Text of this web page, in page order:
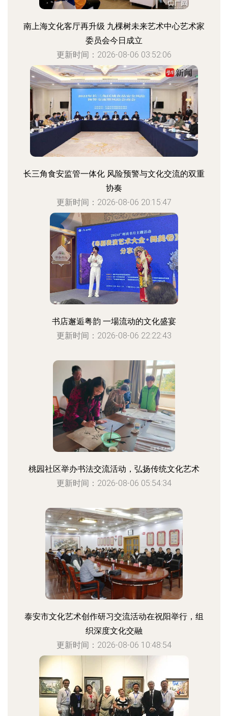
南上海文化客厅再升级 九棵树未来艺术中心艺术家
委员会今日成立
更新时间：2026-08-06 03:52:06
长三角食安监管一体化 风险预警与文化交流的双重
协奏
更新时间：2026-08-06 20:15:47
书店邂逅粤韵 一場流动的文化盛宴
更新时间：2026-08-06 22:22:43
桃园社区举办书法交流活动，弘扬传统文化艺术
更新时间：2026-08-06 05:54:34
泰安市文化艺术创作研习交流活动在祝阳举行，组
织深度文化交融
更新时间：2026-08-06 10:48:54